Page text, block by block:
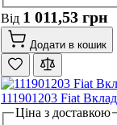
Від 1 011,53 грн
Додати в кошик
111901203 Fiat
Ціна з доставкою